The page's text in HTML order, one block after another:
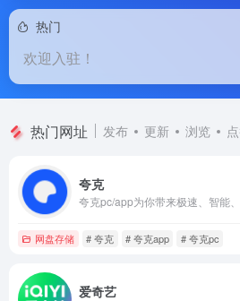
热门
欢迎入驻！
热门网址 发布 更新 浏览
夸克
网盘存储 # 夸克 # 夸克app # 夸克pc
爱奇艺